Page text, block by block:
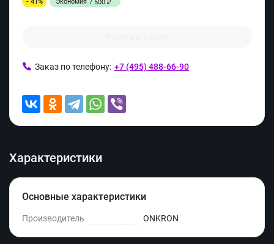
7 500 ₽
Заказ по телефону: +7 (495) 488-66-90
Характеристики
Основные характеристики
Производитель ONKRON